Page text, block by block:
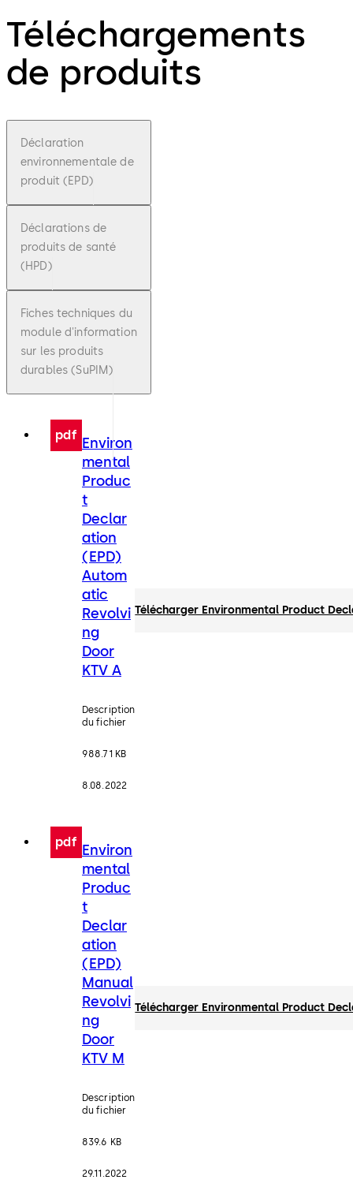
Téléchargements
de produits
Déclaration
environnementale de
produit (EPD)
Déclarations de
produits de santé
(HPD)
Fiches techniques du
module d'information
sur les produits
durables (SuPIM)
pdf Environ
mental
Produc
t
Declar
ation
(EPD)
Autom
atic
Revolvi
ng
Door
KTV A
Description
du fichier
988.71 KB
8.08.2022
Télécharger Environmental Product
pdf Environ
mental
Produc
t
Declar
ation
(EPD)
Manual
Revolvi
ng
Door
KTV M
Description
du fichier
839.6 KB
29.11.2022
Télécharger Environmental Product